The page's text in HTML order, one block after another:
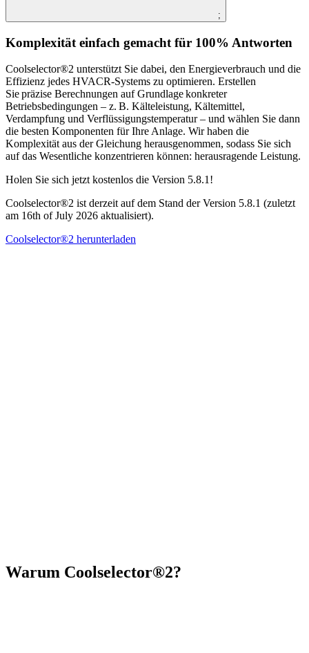
;
Komplexität einfach gemacht für 100% Antworten
Coolselector®2 unterstützt Sie dabei, den Energieverbrauch und die
Effizienz jedes HVACR-Systems zu optimieren. Erstellen
Sie präzise Berechnungen auf Grundlage konkreter
Betriebsbedingungen – z. B. Kälteleistung, Kältemittel,
Verdampfung und Verflüssigungstemperatur – und wählen Sie dann
die besten Komponenten für Ihre Anlage. Wir haben die
Komplexität aus der Gleichung herausgenommen, sodass Sie sich
auf das Wesentliche konzentrieren können: herausragende Leistung.
Holen Sie sich jetzt kostenlos die Version 5.8.1!
Coolselector®2 ist derzeit auf dem Stand der Version 5.8.1 (zuletzt
am 16th of July 2026 aktualisiert).
Coolselector®2 herunterladen
Warum Coolselector®2?